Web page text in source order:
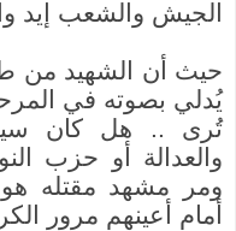
الجيش والشعب إيد
حيث أن الشهيد من
يُدلي بصوته في
تُرى .. هل كان
والعدالة أو حزب
ومر مشهد مقتله هو
أمام أعينهم مرور